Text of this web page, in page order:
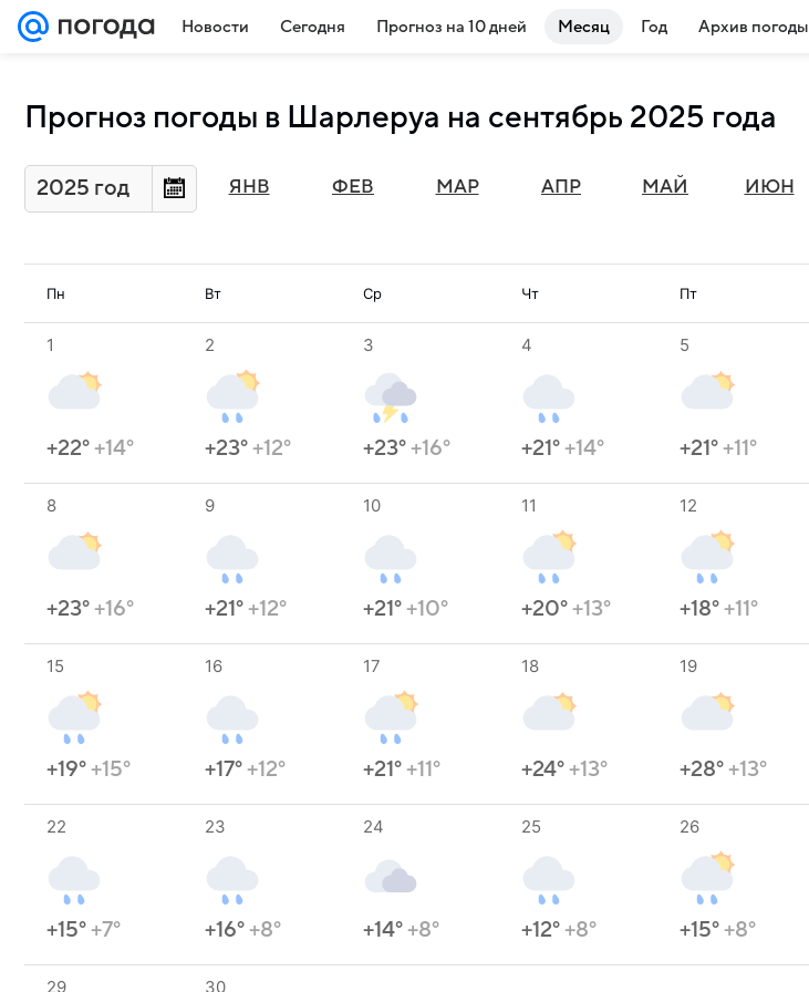
Новости Сегодня Прогноз на 10 дней Месяц Год Архив погоды
Прогноз погоды в Шарлеруа на сентябрь 2025 года
2025 год ЯНВ ФЕВ МАР АПР МАЙ ИЮН
Пн Вт Ср Чт Пт
1
+22°+14°
2
+23°+12°
3
+23°+16°
4
+21°+14°
5
+21°+11°
8
+23°+16°
9
+21°+12°
10
+21°+10°
11
+20°+13°
12
+18°+11°
15
+19°+15°
16
+17°+12°
17
+21°+11°
18
+24°+13°
19
+28°+13°
22
+15°+7°
23
+16°+8°
24
+14°+8°
25
+12°+8°
26
+15°+8°
29 30